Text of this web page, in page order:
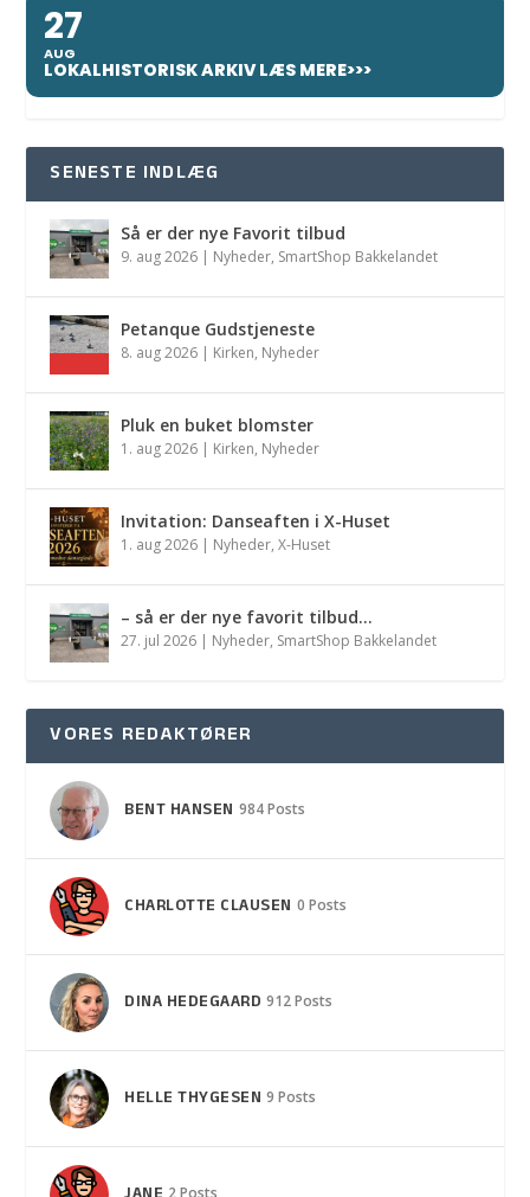
27
AUG
LOKALHISTORISK ARKIV LÆS MERE>>>
SENESTE INDLÆG
Så er der nye Favorit tilbud
9. aug 2026 | Nyheder, SmartShop Bakkelandet
Petanque Gudstjeneste
8. aug 2026 | Kirken, Nyheder
Pluk en buket blomster
1. aug 2026 | Kirken, Nyheder
Invitation: Danseaften i X-Huset
1. aug 2026 | Nyheder,X-Huset
– så er der nye favorit tilbud…
27. jul 2026 | Nyheder, SmartShop Bakkelandet
VORES REDAKTØRER
BENT HANSEN 984 Posts
CHARLOTTE CLAUSEN 0 Posts
DINA HEDEGAARD 912 Posts
HELLE THYGESEN 9 Posts